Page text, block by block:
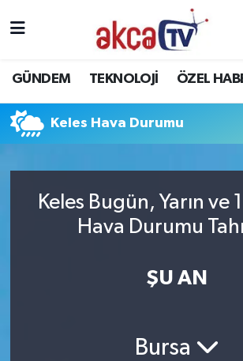
GÜNDEM TEKNOLOJİ ÖZEL
Keles Hava Durumu
Keles Bugün, Yarın ve
Hava Durumu
ŞU AN
Bursa
Trabzon Hava Durumu
Süper Lig Puan Durumu ve